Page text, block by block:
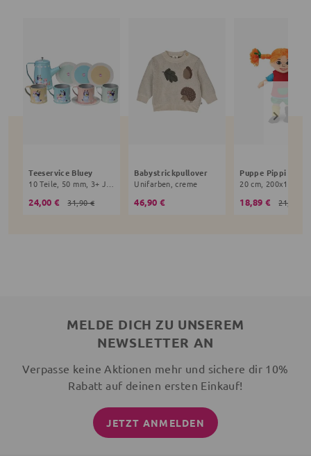
Teeservice Bluey
24,00 € 31,90 €
Babystrickpullover
Unifarben, creme
46,90 € 18,89 € 21,90 €
MELDE DICH ZU UNSEREM
NEWSLETTER AN
Verpasse keine Aktionen mehr und sichere dir 10%
Rabatt auf deinen ersten Einkauf!
JETZT ANMELDEN